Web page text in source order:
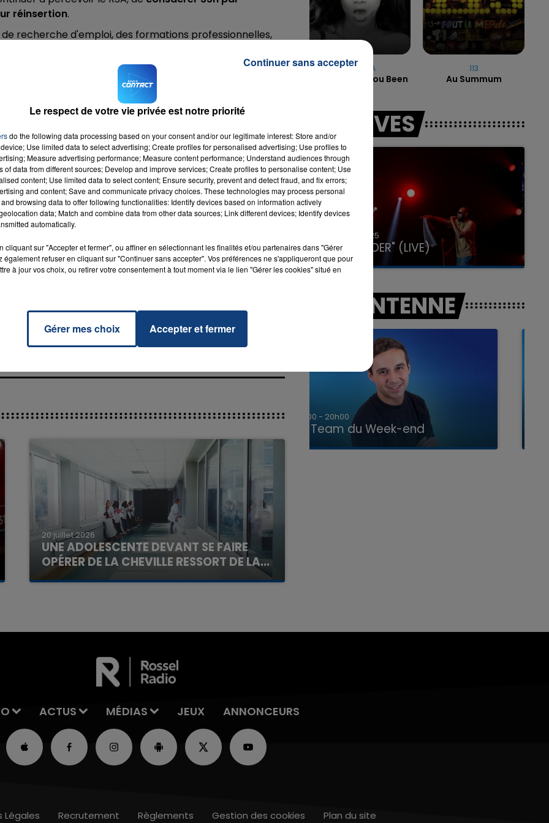
LA TEAM DU WEEK-END
16h00 - 20h00
LA TEAM DU WEEK-END
réinsertion.
recherche d'emploi, des formations professionnelles,
lutte contre l'illettrisme par exemple. Le
ce lundi 24 juin 2019 au Familistère de Guise.
à l’Aide Sociale à l’Enfance
garante d’une meilleure intégration dans notre
le nombre de bénéficiaires du RSAde 17.000 à 15.000
sur le montant annuel des allocations versées.
sur
et
20 juillet 2026
UNE ADOLESCENTE DEVANT SE FAIRE
OPÉRER DE LA CHEVILLE RESSORT DE LA...
La famille a porté plainte contre la clinique qui a
RIHANNA
Where Have You Been
113
Au Summum
LES LIVES
31 janvier 2025
GIMS "SPIDER" (LIVE)
A L'ANTENNE
16h00 - 20h00 7h00 - 12h00
La Team du Week-end
ACTUS MÉDIAS JEUX ANNONCEURS
Légales Recrutement Règlements Gestion des cookies Plan du site
Le respect de votre vie privée est notre priorité
do the following data processing based on your consent and/or our legitimate interest: Store and/or
Use limited data to select advertising; Create profiles for personalised advertising; Use profiles to
Measure advertising performance; Measure content performance; Understand audiences through
of data from different sources; Develop and improve services; Create profiles to personalise content; Use
content; Use limited data to select content; Ensure security, prevent and detect fraud, and fix errors;
and content; Save and communicate privacy choices. These technologies may process personal
browsing data to offer following functionalities: Identify devices based on information actively
data; Match and combine data from other data sources; Link different devices; Identify devices
automatically.
cliquant sur "Accepter et fermer", ou affiner en sélectionnant les finalités et/ou partenaires dans "Gérer
également refuser en cliquant sur "Continuer sans accepter". Vos préférences ne s'appliqueront que pour
à jour vos choix, ou retirer votre consentement à tout moment via le lien "Gérer les cookies" situé en
Gérer mes choix Accepter et fermer
Continuer sans accepter